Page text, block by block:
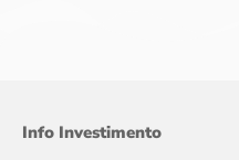
Info Investimento